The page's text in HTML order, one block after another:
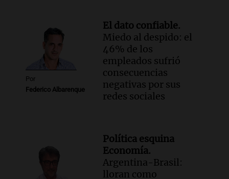
Por
Federico Albarenque
El dato confiable.
Miedo al despido: el
46% de los
empleados sufrió
consecuencias
negativas por sus
redes sociales
Política esquina
Economía.
Argentina-Brasil:
lloran como